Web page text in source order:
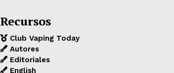
Recursos
Club Vaping Today
Autores
Editoriales
English